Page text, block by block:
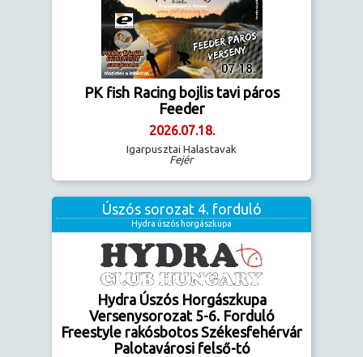
PK fish Racing bojlis tavi páros
Feeder
2026.07.18.
Igarpusztai Halastavak
Fejér
Úszós sorozat 4. forduló
Hydra úszós horgászkupa
Hydra Úszós Horgászkupa
Versenysorozat 5-6. Forduló
Freestyle rakósbotos Székesfehérvár
Palotavárosi felső-tó